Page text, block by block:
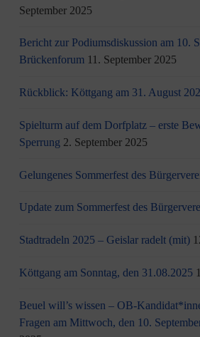
September 2025
Bericht zur Podiumsdiskussion am 10.
Brückenforum 11. September 2025
Rückblick: Köttgang am 31. August
Spielturm auf dem Dorfplatz – erste
Sperrung 2. September 2025
Gelungenes Sommerfest des
Update zum Sommerfest des
Stadtradeln 2025 – Geislar radelt (mit)
Köttgang am Sonntag, den 31.08.2025
Beuel will’s wissen – OB-
Fragen am Mittwoch, den 10.